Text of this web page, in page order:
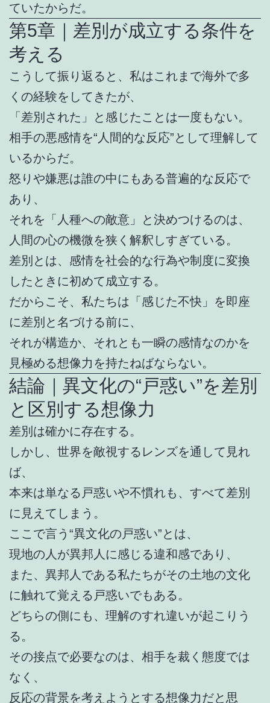
ていたからだ。
第5章｜差別が成立する条件を
考える
こうして振り返ると、私はこれまで海外で多
くの経験をしてきたが、
「差別された」と感じたことは一度もない。
相手の悪感情を“人間的な反応”として理解して
いるからだ。
怒りや嫌悪は誰の中にもある普遍的な反応で
あり、
それを「人種への敵意」と決めつけるのは、
人間の心の機微を狭く解釈しすぎている。
差別とは、感情を社会的な行為や制度に変換
したときに初めて成立する。
だからこそ、私たちは「感じた不快」を即座
に差別と名づける前に、
それが構造か、それとも一瞬の感情なのかを
見極める想像力を持たねばならない。
結論｜異文化の“戸惑い”を差別
と区別する想像力
差別は確かに存在する。
しかし、世界を敵視するレンズを通して見れ
ば、
本来は単なる戸惑いや不慣れも、すべて差別
に見えてしまう。
ここで言う“異文化の戸惑い”とは、
現地の人が異邦人に感じる違和感であり、
また、異邦人である私たちがその土地の文化
に触れて覚える戸惑いでもある。
どちらの側にも、理解のすれ違いが起こりう
る。
その接点で必要なのは、相手を裁く態度では
なく、
反応の背景を考えようとする想像力だと思